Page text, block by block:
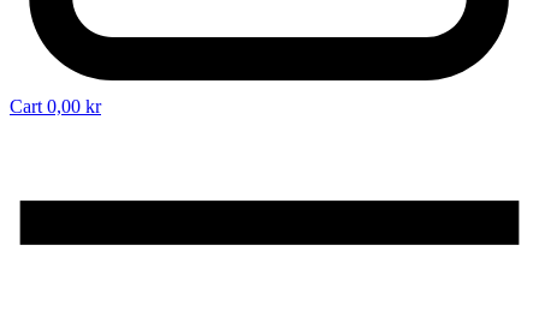
Cart 0,00 kr